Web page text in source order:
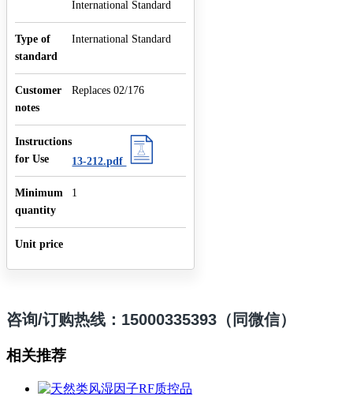
International Standard
Type of
standard
International Standard
Customer
notes
Replaces 02/176
Instructions
for Use
13-212.pdf
Minimum
quantity
1
Unit price
咨询/订购热线：15000335393（同微信）
相关推荐